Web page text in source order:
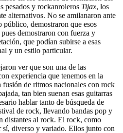
pesados y rockanroleros Tijax, los
alternativos. No se amilanaron ante
público, demostraron que esos
demostraron con fuerza y
que podían subirse a esas
y un estilo particular.
ver que son una de las
experiencia que tenemos en la
fusión de ritmos nacionales con rock
tan bien suenan esas guitarras
hablar tanto de búsqueda de
de rock, llevando bandas pop y
distantes al rock. El rock, como
sí, diverso y variado. Ellos junto con